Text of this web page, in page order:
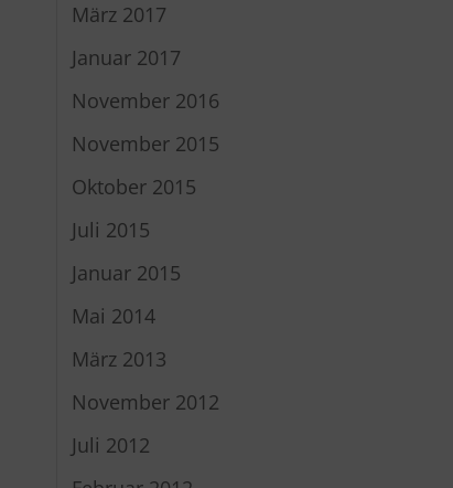
März 2017
Januar 2017
November 2016
November 2015
Oktober 2015
Juli 2015
Januar 2015
Mai 2014
März 2013
November 2012
Juli 2012